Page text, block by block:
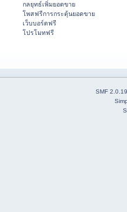
กลยุทธ์เพิ่มยอดขาย
โพสฟรีการกระตุ้นยอดขาย
เว็บบอร์ดฟรี
โปรโมทฟรี
SMF 2.0.19